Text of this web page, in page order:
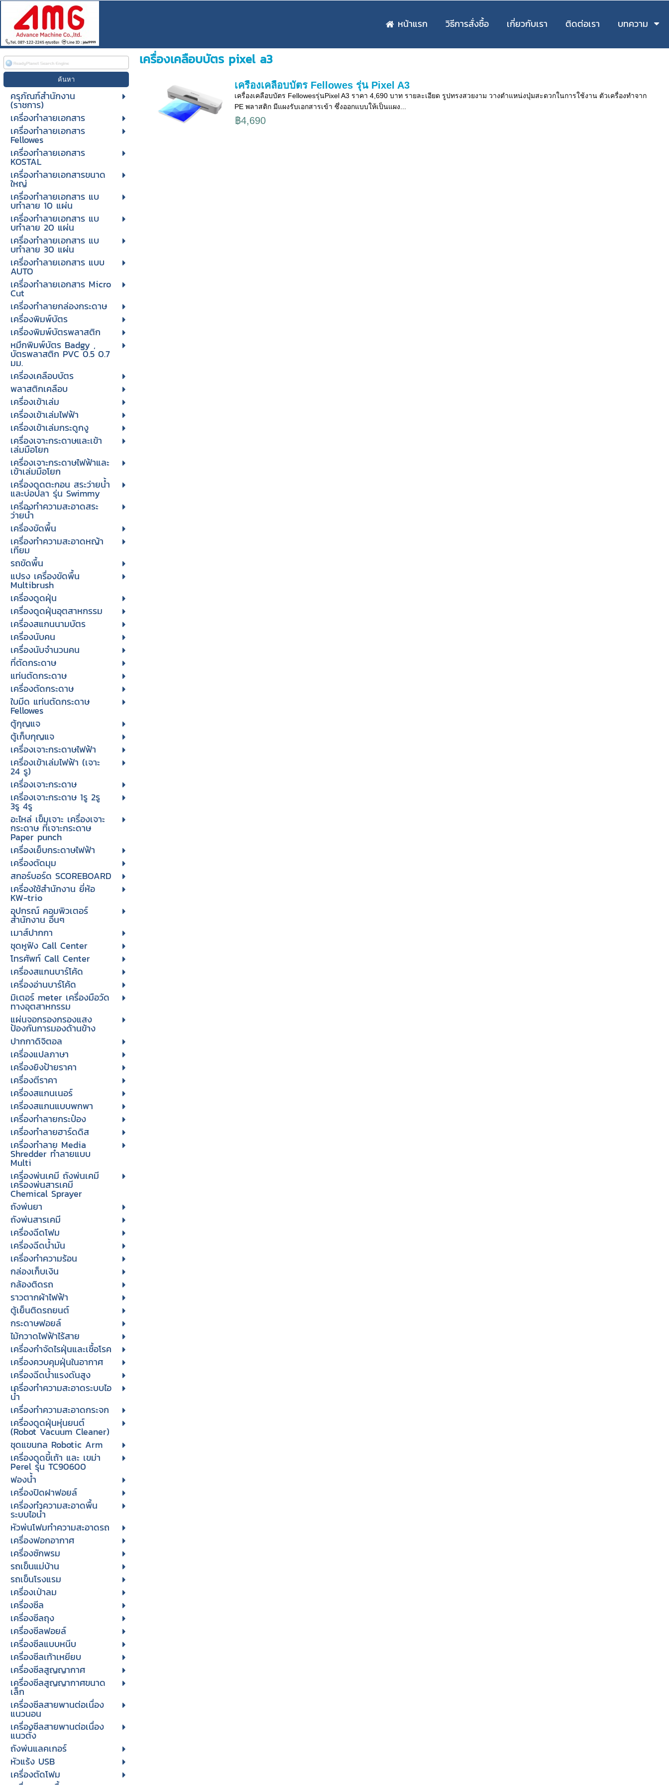
หน้าแรก วิธีการสั่งซื้อ เกี่ยวกับเรา ติดต่อเรา บทความ
ครุภัณฑ์สำนักงาน
(ราชการ)
เครื่องทำลายเอกสาร
เครื่องทำลายเอกสาร
Fellowes
เครื่องทำลายเอกสาร
KOSTAL
เครื่องทำลายเอกสารขนาด
ใหญ่
เครื่องทําลายเอกสาร แบ
บทําลาย 10 แผ่น
เครื่องทําลายเอกสาร แบ
บทําลาย 20 แผ่น
เครื่องทําลายเอกสาร แบ
บทําลาย 30 แผ่น
เครื่องทำลายเอกสาร แบบ
AUTO
เครื่องทำลายเอกสาร Micro
Cut
เครื่องทำลายกล่องกระดาษ
เครื่องพิมพ์บัตร
เครื่องพิมพ์บัตรพลาสติก
หมึกพิมพ์บัตร Badgy ,
บัตรพลาสติก PVC 0.5 0.7
มม.
เครื่องเคลือบบัตร
พลาสติกเคลือบ
เครื่องเข้าเล่ม
เครื่องเข้าเล่มไฟฟ้า
เครื่องเข้าเล่มกระดูกงู
เครื่องเจาะกระดาษและเข้า
เล่มมือโยก
เครื่องเจาะกระดาษไฟฟ้าและ
เข้าเล่มมือโยก
เครื่องดูดตะกอน สระว่ายน้ำ
และบ่อปลา รุ่น Swimmy
เครื่องทำความสะอาดสระ
ว่ายน้ำ
เครื่องขัดพื้น
เครื่องทำความสะอาดหญ้า
เทียม
รถขัดพื้น
แปรง เครื่องขัดพื้น
Multibrush
เครื่องดูดฝุ่น
เครื่องดูดฝุ่นอุตสาหกรรม
เครื่องสแกนนามบัตร
เครื่องนับคน
เครื่องนับจํานวนคน
ที่ตัดกระดาษ
แท่นตัดกระดาษ
เครื่องตัดกระดาษ
ใบมีด แท่นตัดกระดาษ
Fellowes
ตู้กุญแจ
ตู้เก็บกุญแจ
เครื่องเจาะกระดาษไฟฟ้า
เครื่องเข้าเล่มไฟฟ้า (เจาะ
24 รู)
เครื่องเจาะกระดาษ
เครื่องเจาะกระดาษ 1รู 2รู
3รู 4รู
อะไหล่ เข็มเจาะ เครื่องเจาะ
กระดาษ ที่เจาะกระดาษ
Paper punch
เครื่องเย็บกระดาษไฟฟ้า
เครื่องตัดมุม
สกอร์บอร์ด SCOREBOARD
เครื่องใช้สำนักงาน ยี่ห้อ
KW-trio
อุปกรณ์ คอมพิวเตอร์
สำนักงาน อื่นๆ
เมาส์ปากกา
ชุดหูฟัง Call Center
โทรศัพท์ Call Center
เครื่องสแกนบาร์โค้ด
เครื่องอ่านบาร์โค้ด
มิเตอร์ meter เครื่องมือวัด
ทางอุตสาหกรรม
แผ่นจอกรองกรองแสง
ป้องกันการมองด้านข้าง
ปากกาดิจิตอล
เครื่องแปลภาษา
เครื่องยิงป้ายราคา
เครื่องตีราคา
เครื่องสแกนเนอร์
เครื่องสแกนแบบพกพา
เครื่องทำลายกระป๋อง
เครื่องทำลายฮาร์ดดิส
เครื่องทำลาย Media
Shredder ทำลายแบบ
Multi
เครื่องพ่นเคมี ถังพ่นเคมี
เครื่องพ่นสารเคมี
Chemical Sprayer
ถังพ่นยา
ถังพ่นสารเคมี
เครื่องฉีดโฟม
เครื่องฉีดน้ำมัน
เครื่องทำความร้อน
กล่องเก็บเงิน
กล้องติดรถ
ราวตากผ้าไฟฟ้า
ตู้เย็นติดรถยนต์
กระดาษฟอยล์
ไม้กวาดไฟฟ้าไร้สาย
เครื่องกำจัดไรฝุ่นและเชื้อโรค
เครื่องควบคุมฝุ่นในอากาศ
เครื่องฉีดน้ำแรงดันสูง
เครื่องทำความสะอาดระบบไอ
น้ำ
เครื่องทำความสะอาดกระจก
เครื่องดูดฝุ่นหุ่นยนต์
(Robot Vacuum Cleaner)
ชุดแขนกล Robotic Arm
เครื่องดูดขี้เถ้า และ เขม่า
Perel รุ่น TC90600
ฟองน้ำ
เครื่องปิดฝาฟอยล์
เครื่องทำความสะอาดพื้น
ระบบไอน้ำ
หัวพ่นโฟมทำความสะอาดรถ
เครื่องฟอกอากาศ
เครื่องซักพรม
รถเข็นแม่บ้าน
รถเข็นโรงแรม
เครื่องเป่าลม
เครื่องซีล
เครื่องซีลถุง
เครื่องซีลฟอยล์
เครื่องซีลแบบหนีบ
เครื่องซีลเท้าเหยียบ
เครื่องซีลสูญญากาศ
เครื่องซีลสูญญากาศขนาด
เล็ก
เครื่องซีลสายพานต่อเนื่อง
แนวนอน
เครื่องซีลสายพานต่อเนื่อง
แนวตั้ง
ถังพ่นแลคเกอร์
หัวแร้ง USB
เครื่องตัดโฟม
เครื่องเคลือบบัตร pixel a3
เครื่องเคลือบบัตร Fellowes รุ่น Pixel A3
เครื่องเคลือบบัตร Fellowesรุ่นPixel A3 ราคา 4,690 บาท รายละเอียด รูปทรงสวยงาม วางตำแหน่งปุ่มสะดวกในการใช้งาน ตัวเครื่องทำจาก
PE พลาสติก มีแผงรับเอกสารเข้า ซึ่งออกแบบให้เป็นแผง...
฿4,690